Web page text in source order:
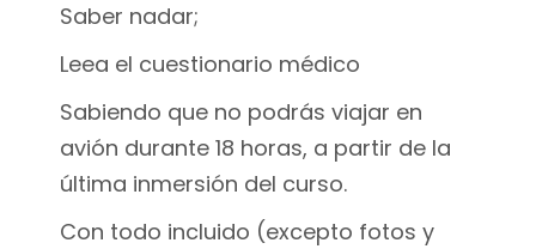
Saber nadar;
Leea el cuestionario médico
Sabiendo que no podrás viajar en
avión durante 18 horas, a partir de la
última inmersión del curso.
Con todo incluido (excepto fotos y